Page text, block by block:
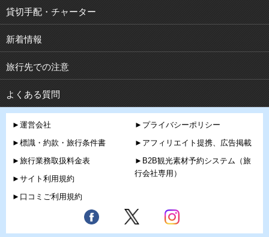
貸切手配・チャーター
新着情報
旅行先での注意
よくある質問
►運営会社
►標識・約款・旅行条件書
►旅行業務取扱料金表
►サイト利用規約
►口コミご利用規約
►プライバシーポリシー
►アフィリエイト提携、広告掲載
►B2B観光素材予約システム（旅
行会社専用）